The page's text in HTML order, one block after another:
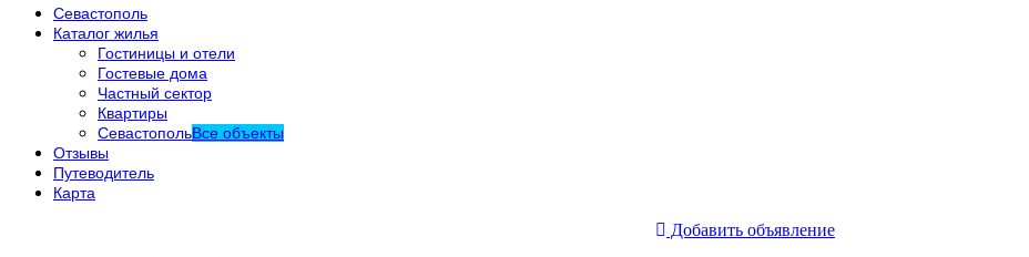
Севастополь
Каталог жилья
Гостиницы и отели
Гостевые дома
Частный сектор
Квартиры
СевастопольВсе объекты
Отзывы
Путеводитель
Карта
Добавить объявление